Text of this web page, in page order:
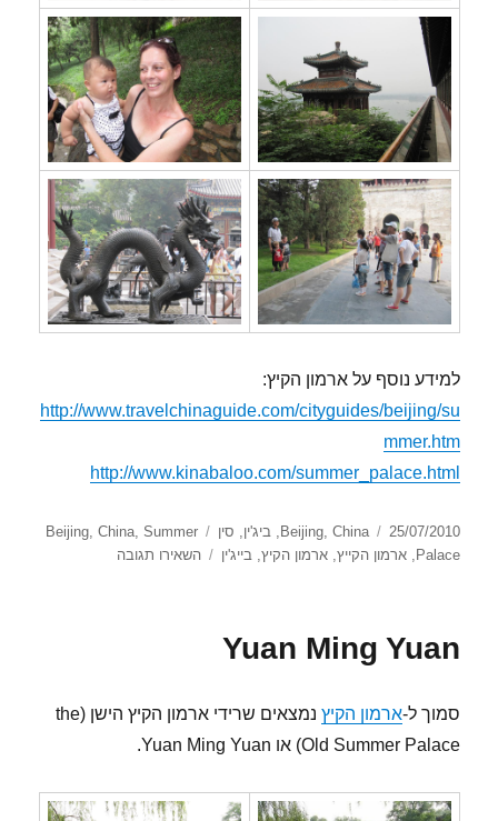
למידע נוסף על ארמון הקיץ:
http://www.travelchinaguide.com/cityguides/beijing/su
mmer.htm
http://www.kinabaloo.com/summer_palace.html
פורסם
בתאריך
25/07/2010 קטגוריותBeijing, China
,ביג'ין, סין תגיות Beijing, China, Summer
Palace
,ארמון הקייץ,ארמון הקיץ,בייג'ין השאירו תגובה
Yuan Ming Yuan
סמוך ל-ארמון הקיץ
נמצאים שרידי ארמון הקיץ הישן (the
Old Summer Palace) או Yuan Ming Yuan.